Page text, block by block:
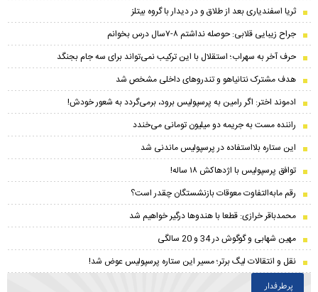
ثریا اسفندیاری بعد از طلاق و در دیدار با گروه بیتلز
جراح زیبایی قلابی: حوصله نداشتم ۸-۷سال درس بخوانم
حرف آخر به سهراب؛ استقلال با این ترکیب نمی‌تواند برای سه جام بجنگد
هدف مشترک نتانیاهو و تندروهای داخلی مشخص شد
ادموند اختر: اگر رامین به پرسپولیس برود، برمی‌گردد به شعور خودش!
راننده مست به جریمه دو میلیون تومانی می‌خندد
این ستاره بلااستفاده در پرسپولیس ماندنی شد
توافق پرسپولیس با اژدهاکش ۱۸ ساله!
رقم مابه‌‌التفاوت معوقات بازنشستگان چقدر است؟
محمدباقر خرازی: قطعا با هندوها درگیر خواهیم شد
مهین شهابی و گوگوش در 34 و 20 سالگی
نقل و انتقالات لیگ برتر؛ مسیر این ستاره پرسپولیس عوض شد!
پرطرفدار